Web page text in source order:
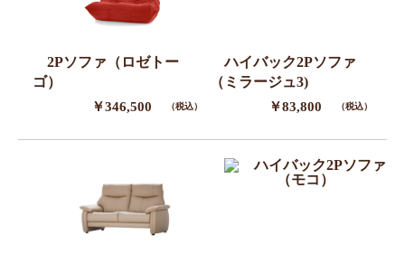
2Pソファ（ロゼトー
ゴ）
￥346,500 （税込）
ハイバック2Pソファ
（ミラージュ3)
￥83,800 （税込）